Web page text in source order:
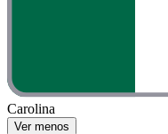
Carolina
Ver menos